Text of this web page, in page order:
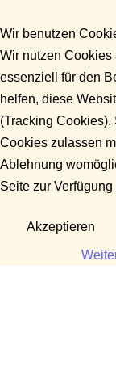
Wir benutzen
Wir nutzen Cookies
essenziell für den
helfen, diese
(Tracking
Cookies zulassen
Ablehnung
Seite zur Verfügung
Akzeptieren